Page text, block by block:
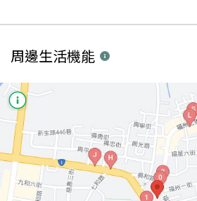
周邊生活機能